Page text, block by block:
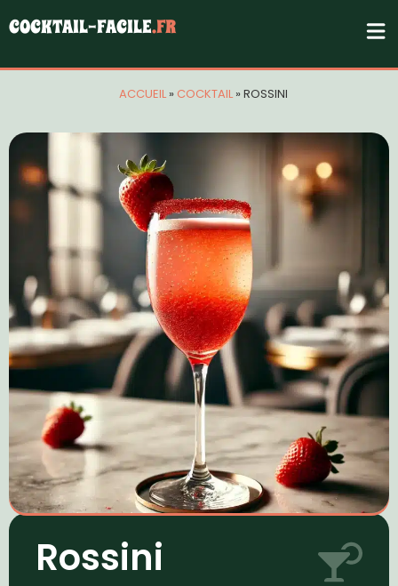
COCKTAIL-FACILE.FR
ACCUEIL » COCKTAIL » ROSSINI
Rossini